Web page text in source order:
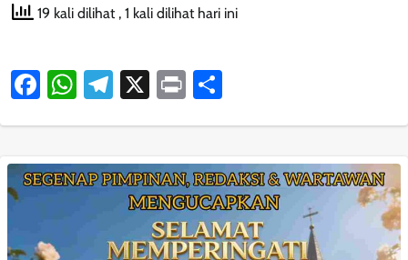
19 kali dilihat , 1 kali dilihat hari ini
Facebook
WhatsApp
Telegram
X Print